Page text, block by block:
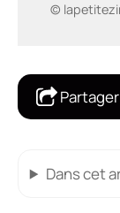
©
Dans cet